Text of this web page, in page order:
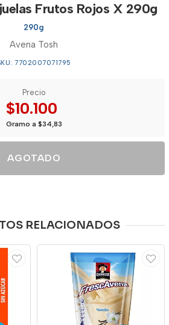
Frutos Rojos X 290g
290g
Avena Tosh
7702007071795
Precio
$10.100
Gramo a $34,83
AGOTADO
RELACIONADOS